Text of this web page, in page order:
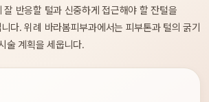
잘 반응할 털과 신중하게 접근해야 할 잔털을
다. 위례 바라봄피부과에서는 피부톤과 털의 굵기
술 계획을 세웁니다.